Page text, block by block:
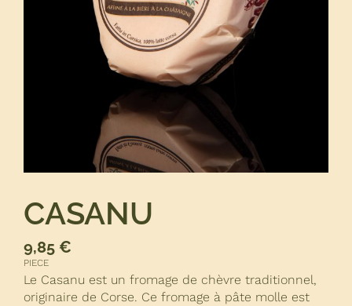
CASANU
9,85 €
PIECE
Le Casanu est un fromage de chèvre traditionnel,
originaire de Corse. Ce fromage à pâte molle est